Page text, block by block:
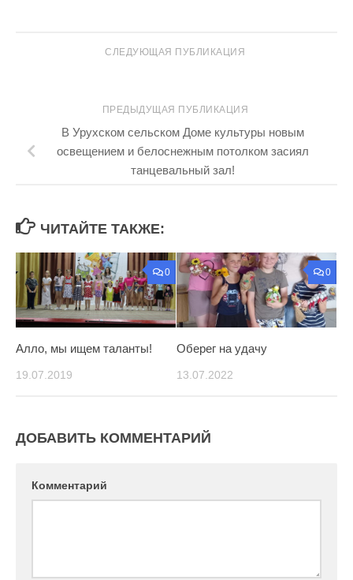
СЛЕДУЮЩАЯ ПУБЛИКАЦИЯ
ПРЕДЫДУЩАЯ ПУБЛИКАЦИЯ
В Урухском сельском Доме культуры новым
освещением и белоснежным потолком засиял
танцевальный зал!
ЧИТАЙТЕ ТАКЖЕ:
0
Алло, мы ищем таланты!
19.07.2019
0
Оберег на удачу
13.07.2022
ДОБАВИТЬ КОММЕНТАРИЙ
Комментарий